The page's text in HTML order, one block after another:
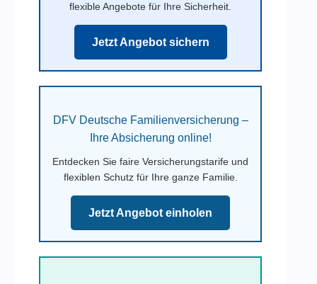
flexible Angebote für Ihre Sicherheit.
Jetzt Angebot sichern
DFV Deutsche Familienversicherung –
Ihre Absicherung online!
Entdecken Sie faire Versicherungstarife und
flexiblen Schutz für Ihre ganze Familie.
Jetzt Angebot einholen